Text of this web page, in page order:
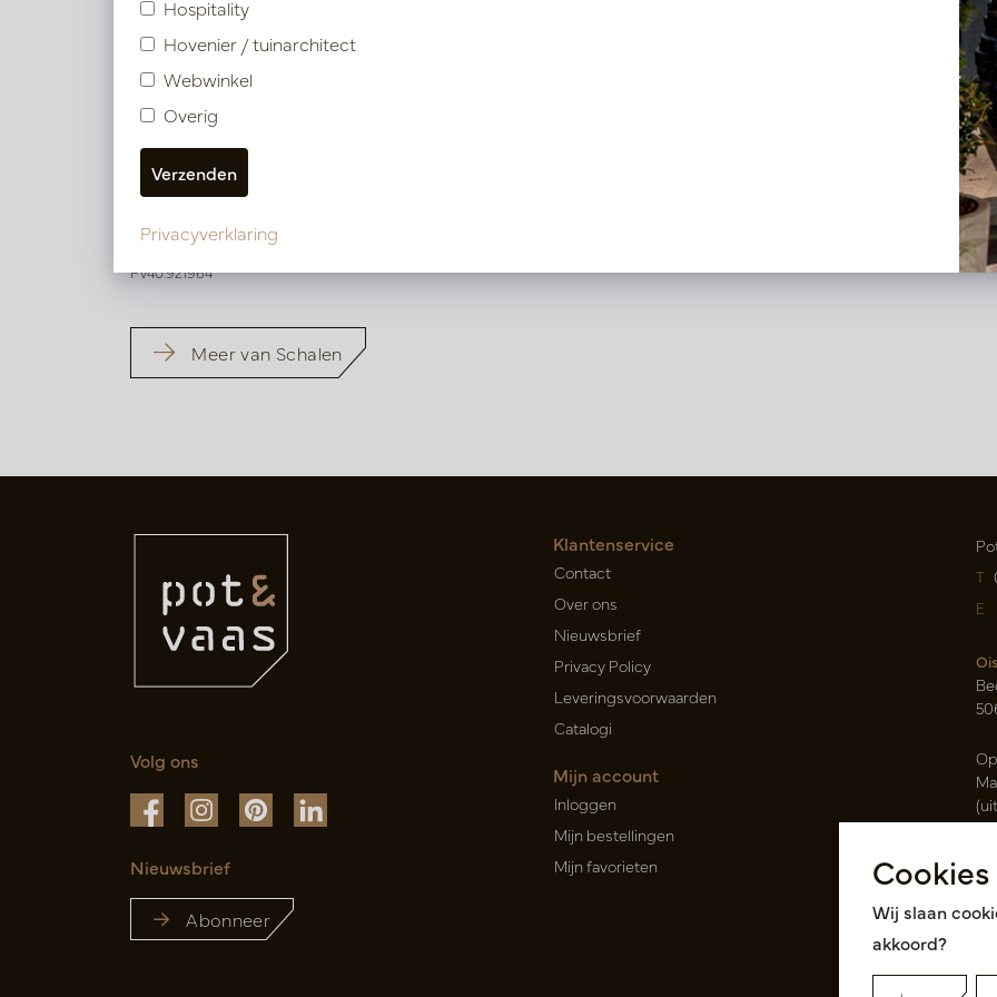
Schuit ovaal Mother of pearl Zilver
Op voorraad
PV40.921964
Meer van Schalen
Volg ons
Nieuwsbrief
Abonneer
Klantenservice
Contact
Over ons
Nieuwsbrief
Privacy Policy
Leveringsvoorwaarden
Catalogi
Mijn account
Inloggen
Mijn bestellingen
Mijn favorieten
T
E
Hospitality
Hovenier / tuinarchitect
Webwinkel
Overig
Privacyverklaring
Cookies
Wij slaan
akkoord?